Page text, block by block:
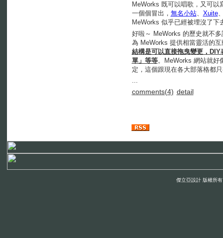
MeWorks 既可以唱歌，又可
一個個冒出， 無名小站、 Xuite
MeWorks 似乎已經被埋沒了下
好啦～ MeWorks 的歷史就不
為 MeWorks 提供相當靈活的
結構是可以直接拖曳變更，
單」等等。MeWorks 網站就好
定，這個跟現在各大部落格都
...
comments(4) detail
傑立亞設計 版權所